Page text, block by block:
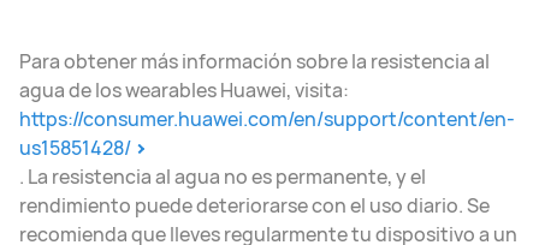
Para obtener más información sobre la resistencia al
agua de los wearables Huawei, visita:
https://consumer.huawei.com/en/support/content/en-
us15851428/
. La resistencia al agua no es permanente, y el
rendimiento puede deteriorarse con el uso diario. Se
recomienda que lleves regularmente tu dispositivo a un